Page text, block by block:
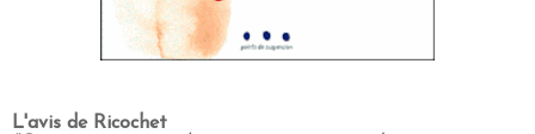
L'avis de Ricochet